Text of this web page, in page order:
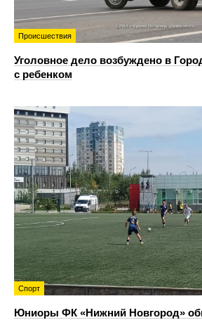
Происшествия
Уголовное дело возбуждено в
с ребенком
Спорт
Юниоры ФК «Нижний Новгород»